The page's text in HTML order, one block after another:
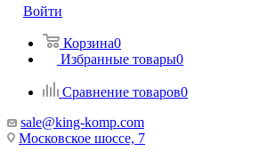
Войти
Корзина0
Избранные товары0
Сравнение товаров0
sale@king-komp.com
Московское шоссе, 7